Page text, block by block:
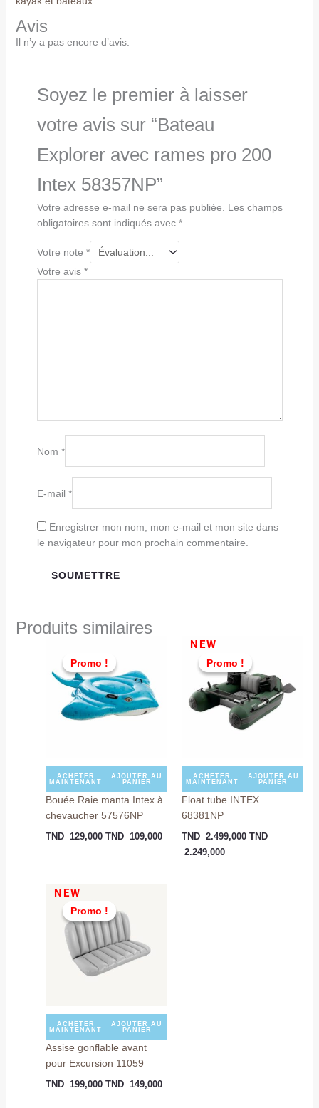
Avis
Il n’y a pas encore d’avis.
Soyez le premier à laisser
votre avis sur “Bateau
Explorer avec rames pro 200
Intex 58357NP”
Votre adresse e-mail ne sera pas publiée.
Les champs
obligatoires sont indiqués avec *
Votre note *
Votre avis *
Nom *
E-mail *
Enregistrer mon nom, mon e-mail et mon site dans
le navigateur pour mon prochain commentaire.
Produits similaires
Promo !
Promo !
ACHETER
MAINTENANT
AJOUTER AU
PANIER
Bouée Raie manta Intex à
chevaucher 57576NP
TND129,000
initial
était :
TND
129,000.
TND 109,000
109,000.
Promo !
NEW
Promo !
ACHETER
MAINTENANT
AJOUTER AU
PANIER
Float tube INTEX
68381NP
TND2.499,000
initial
était :
TND
2.499,000.
TND
2.249,000
actuel
est :
TND
2.249,000.
Promo !
NEW
Promo !
ACHETER
MAINTENANT
AJOUTER AU
PANIER
Assise gonflable avant
pour Excursion 11059
TND199,000
initial
était :
TND
199,000.
TND 149,000